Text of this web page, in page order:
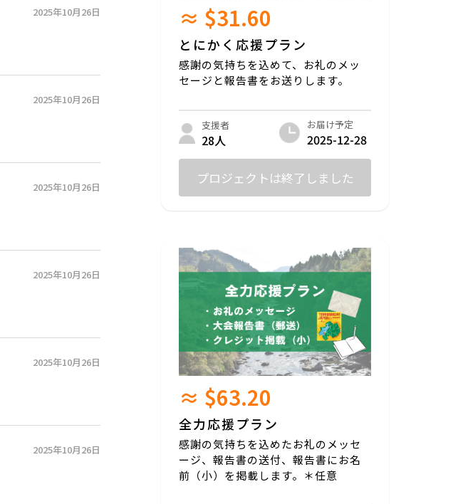
2025年10月26日
2025年10月26日
2025年10月26日
2025年10月26日
2025年10月26日
2025年10月26日
≈ $31.60
とにかく応援プラン
感謝の気持ちを込めて、お礼のメッ
セージと報告書をお送りします。
支援者
28人
お届け予定
2025-12-28
プロジェクトは終了しました
≈ $63.20
全力応援プラン
感謝の気持ちを込めたお礼のメッセ
ージ、報告書の送付、報告書にお名
前（小）を掲載します。＊任意